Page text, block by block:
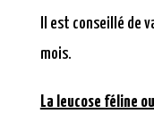
Il est conseillé de
mois.
La leucose féline